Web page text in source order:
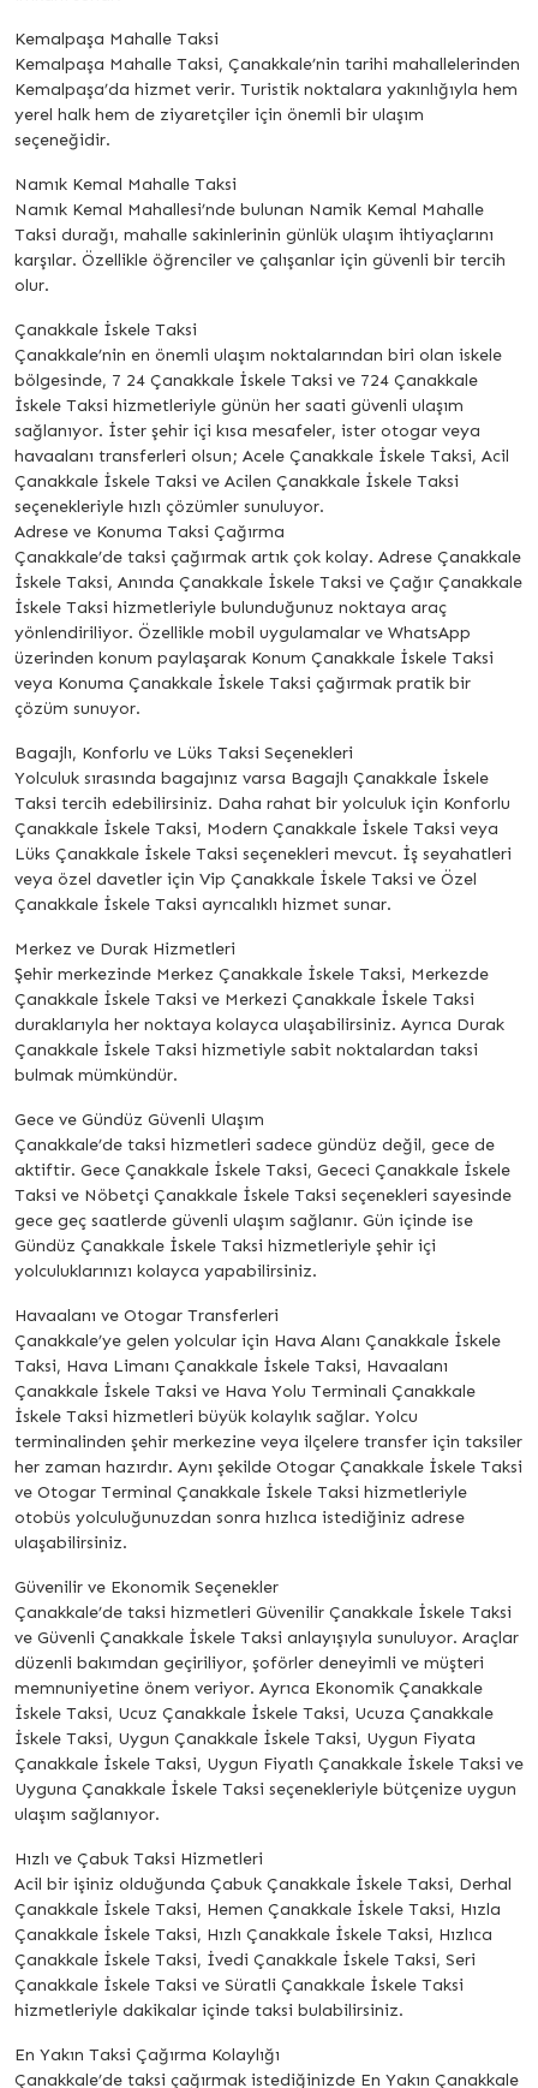
Kemalpaşa Mahalle Taksi
Kemalpaşa Mahalle Taksi, Çanakkale’nin tarihi mahallelerinden
Kemalpaşa’da hizmet verir. Turistik noktalara yakınlığıyla hem
yerel halk hem de ziyaretçiler için önemli bir ulaşım
seçeneğidir.
Namık Kemal Mahalle Taksi
Namık Kemal Mahallesi’nde bulunan Namik Kemal Mahalle
Taksi durağı, mahalle sakinlerinin günlük ulaşım ihtiyaçlarını
karşılar. Özellikle öğrenciler ve çalışanlar için güvenli bir tercih
olur.
Çanakkale İskele Taksi
Çanakkale’nin en önemli ulaşım noktalarından biri olan iskele
bölgesinde, 7 24 Çanakkale İskele Taksi ve 724 Çanakkale
İskele Taksi hizmetleriyle günün her saati güvenli ulaşım
sağlanıyor. İster şehir içi kısa mesafeler, ister otogar veya
havaalanı transferleri olsun; Acele Çanakkale İskele Taksi, Acil
Çanakkale İskele Taksi ve Acilen Çanakkale İskele Taksi
seçenekleriyle hızlı çözümler sunuluyor.
Adrese ve Konuma Taksi Çağırma
Çanakkale’de taksi çağırmak artık çok kolay. Adrese Çanakkale
İskele Taksi, Anında Çanakkale İskele Taksi ve Çağır Çanakkale
İskele Taksi hizmetleriyle bulunduğunuz noktaya araç
yönlendiriliyor. Özellikle mobil uygulamalar ve WhatsApp
üzerinden konum paylaşarak Konum Çanakkale İskele Taksi
veya Konuma Çanakkale İskele Taksi çağırmak pratik bir
çözüm sunuyor.
Bagajlı, Konforlu ve Lüks Taksi Seçenekleri
Yolculuk sırasında bagajınız varsa Bagajlı Çanakkale İskele
Taksi tercih edebilirsiniz. Daha rahat bir yolculuk için Konforlu
Çanakkale İskele Taksi, Modern Çanakkale İskele Taksi veya
Lüks Çanakkale İskele Taksi seçenekleri mevcut. İş seyahatleri
veya özel davetler için Vip Çanakkale İskele Taksi ve Özel
Çanakkale İskele Taksi ayrıcalıklı hizmet sunar.
Merkez ve Durak Hizmetleri
Şehir merkezinde Merkez Çanakkale İskele Taksi, Merkezde
Çanakkale İskele Taksi ve Merkezi Çanakkale İskele Taksi
duraklarıyla her noktaya kolayca ulaşabilirsiniz. Ayrıca Durak
Çanakkale İskele Taksi hizmetiyle sabit noktalardan taksi
bulmak mümkündür.
Gece ve Gündüz Güvenli Ulaşım
Çanakkale’de taksi hizmetleri sadece gündüz değil, gece de
aktiftir. Gece Çanakkale İskele Taksi, Gececi Çanakkale İskele
Taksi ve Nöbetçi Çanakkale İskele Taksi seçenekleri sayesinde
gece geç saatlerde güvenli ulaşım sağlanır. Gün içinde ise
Gündüz Çanakkale İskele Taksi hizmetleriyle şehir içi
yolculuklarınızı kolayca yapabilirsiniz.
Havaalanı ve Otogar Transferleri
Çanakkale’ye gelen yolcular için Hava Alanı Çanakkale İskele
Taksi, Hava Limanı Çanakkale İskele Taksi, Havaalanı
Çanakkale İskele Taksi ve Hava Yolu Terminali Çanakkale
İskele Taksi hizmetleri büyük kolaylık sağlar. Yolcu
terminalinden şehir merkezine veya ilçelere transfer için taksiler
her zaman hazırdır. Aynı şekilde Otogar Çanakkale İskele Taksi
ve Otogar Terminal Çanakkale İskele Taksi hizmetleriyle
otobüs yolculuğunuzdan sonra hızlıca istediğiniz adrese
ulaşabilirsiniz.
Güvenilir ve Ekonomik Seçenekler
Çanakkale’de taksi hizmetleri Güvenilir Çanakkale İskele Taksi
ve Güvenli Çanakkale İskele Taksi anlayışıyla sunuluyor. Araçlar
düzenli bakımdan geçiriliyor, şoförler deneyimli ve müşteri
memnuniyetine önem veriyor. Ayrıca Ekonomik Çanakkale
İskele Taksi, Ucuz Çanakkale İskele Taksi, Ucuza Çanakkale
İskele Taksi, Uygun Çanakkale İskele Taksi, Uygun Fiyata
Çanakkale İskele Taksi, Uygun Fiyatlı Çanakkale İskele Taksi ve
Uyguna Çanakkale İskele Taksi seçenekleriyle bütçenize uygun
ulaşım sağlanıyor.
Hızlı ve Çabuk Taksi Hizmetleri
Acil bir işiniz olduğunda Çabuk Çanakkale İskele Taksi, Derhal
Çanakkale İskele Taksi, Hemen Çanakkale İskele Taksi, Hızla
Çanakkale İskele Taksi, Hızlı Çanakkale İskele Taksi, Hızlıca
Çanakkale İskele Taksi, İvedi Çanakkale İskele Taksi, Seri
Çanakkale İskele Taksi ve Süratli Çanakkale İskele Taksi
hizmetleriyle dakikalar içinde taksi bulabilirsiniz.
En Yakın Taksi Çağırma Kolaylığı
Çanakkale’de taksi çağırmak istediğinizde En Yakın Çanakkale